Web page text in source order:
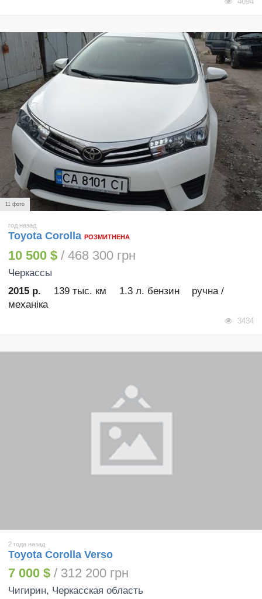
11 фото
год назад
Toyota Corolla РОЗМИТНЕНА
10 500 $ / 468 300 грн
Черкассы
2015 р.
139 тыс. км 1.3 л. бензин
ручна /
механіка
3434
2 года назад
Toyota Corolla Verso
7 000 $ / 312 200 грн
Чигирин, Черкасская область